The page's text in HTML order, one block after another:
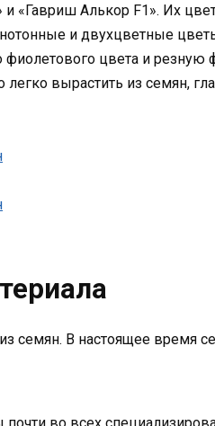
«Гавриш Алькор F1». Их
и двухцветные
фиолетового цвета и
вырастить из семян,
семян. В настоящее время
во всех